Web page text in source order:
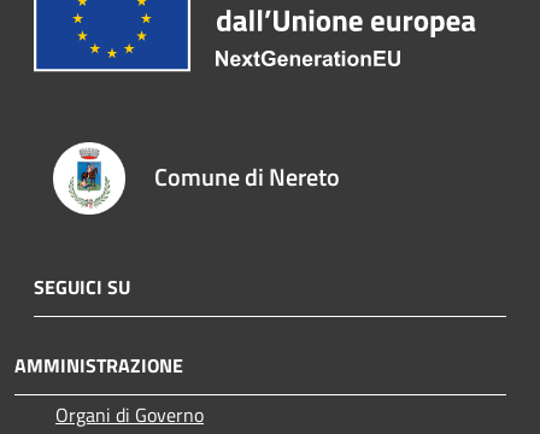
Comune di Nereto
SEGUICI SU
AMMINISTRAZIONE
Organi di Governo